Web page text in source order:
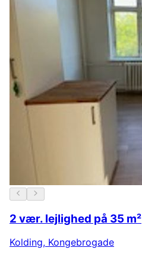
2 vær. lejlighed på 35 m²
Kolding, Kongebrogade